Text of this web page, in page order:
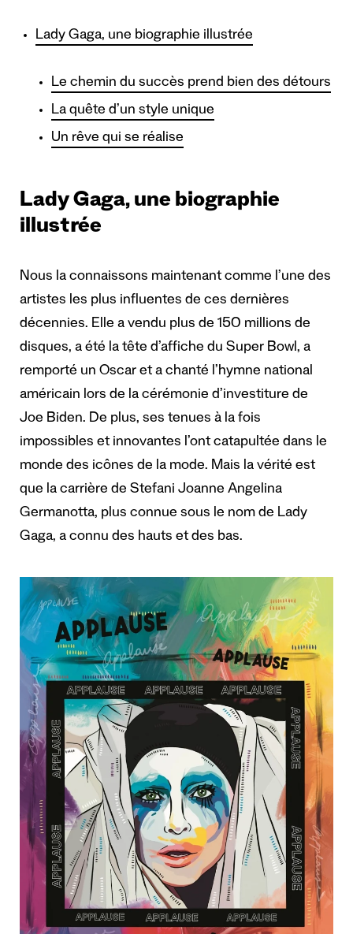
Lady Gaga, une biographie illustrée
Le chemin du succès prend bien des détours
La quête d’un style unique
Un rêve qui se réalise
Lady Gaga, une biographie
illustrée
Nous la connaissons maintenant comme l’une des
artistes les plus influentes de ces dernières
décennies. Elle a vendu plus de 150 millions de
disques, a été la tête d’affiche du Super Bowl, a
remporté un Oscar et a chanté l’hymne national
américain lors de la cérémonie d’investiture de
Joe Biden. De plus, ses tenues à la fois
impossibles et innovantes l’ont catapultée dans le
monde des icônes de la mode. Mais la vérité est
que la carrière de Stefani Joanne Angelina
Germanotta, plus connue sous le nom de Lady
Gaga, a connu des hauts et des bas.